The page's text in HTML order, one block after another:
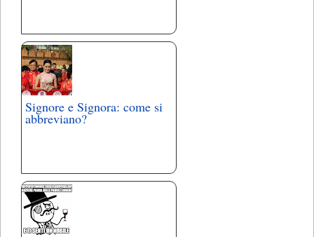
Signore e Signora: come si
abbreviano?